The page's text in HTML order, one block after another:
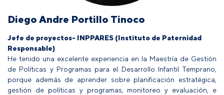
Diego Andre Portillo Tinoco
Jefe de proyectos- INPPARES (Instituto de Paternidad
Responsable)
He tenido una excelente experiencia en la Maestría de Gestión
de Políticas y Programas para el Desarrollo Infantil Temprano,
porque además de aprender sobre planificación estratégica,
gestión de políticas y programas, monitoreo y evaluación, e